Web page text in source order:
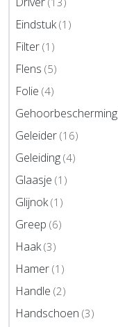
Eindstuk(1)
Filter (1)
Flens (5)
Folie (4)
Gehoorbescherming
Geleider (16)
Geleiding (4)
Glaasje (1)
Glijnok(1)
Greep (6)
Haak(3)
Hamer (1)
Handle (2)
Handschoen (3)